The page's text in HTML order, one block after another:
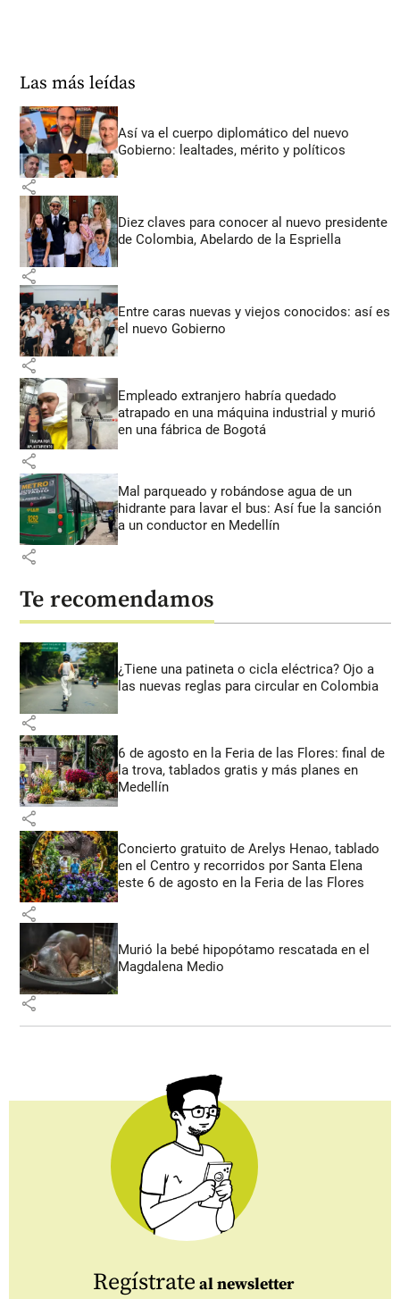
Las más leídas
Así va el cuerpo diplomático del nuevo
Gobierno: lealtades, mérito y políticos
share
Diez claves para conocer al nuevo presidente
de Colombia, Abelardo de la Espriella
share
Entre caras nuevas y viejos conocidos: así es
el nuevo Gobierno
share
Empleado extranjero habría quedado
atrapado en una máquina industrial y murió
en una fábrica de Bogotá
share
Mal parqueado y robándose agua de un
hidrante para lavar el bus: Así fue la sanción
a un conductor en Medellín
share
Te recomendamos
¿Tiene una patineta o cicla eléctrica? Ojo a
las nuevas reglas para circular en Colombia
share
6 de agosto en la Feria de las Flores: final de
la trova, tablados gratis y más planes en
Medellín
share
Concierto gratuito de Arelys Henao, tablado
en el Centro y recorridos por Santa Elena
este 6 de agosto en la Feria de las Flores
share
Murió la bebé hipopótamo rescatada en el
Magdalena Medio
share
Regístrate al newsletter